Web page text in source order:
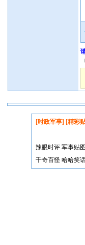
[时政军事] [精彩
辣眼时评 军事贴图
千奇百怪 哈哈笑